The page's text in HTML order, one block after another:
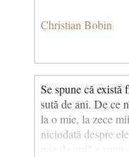
Christian Bobin
Se spune că
sută de ani. De ce
la o mie, la zece
niciodată despre
mie de ani" a